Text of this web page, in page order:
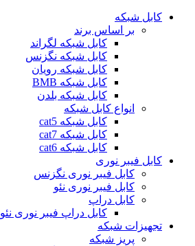
کابل شبکه
بر اساس برند
کابل شبکه لگراند
کابل شبکه نگزنس
کابل شبکه رویان
کابل شبکه ‌BMB
کابل شبکه بلدن
انواع کابل شبکه
کابل شبکه cat5
کابل شبکه cat7
کابل شبکه cat6
کابل فیبر نوری
کابل فیبر نوری نگزنس
کابل فیبر نوری نئو
کابل دراپ
کابل دراپ فیبر نوری نئو
تجهیزات شبکه
پریز شبکه